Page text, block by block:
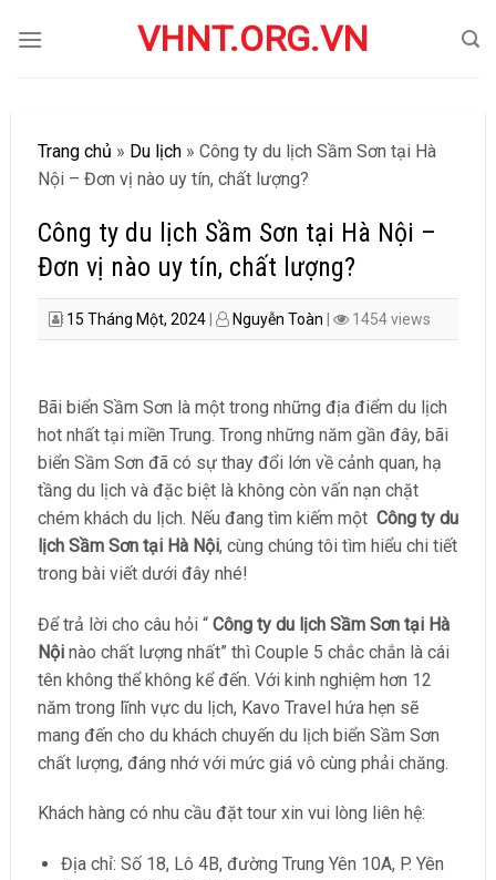
VHNT.ORG.VN
Trang chủ » Du lịch» Công ty du lịch Sầm Sơn tại Hà
Nội – Đơn vị nào uy tín, chất lượng?
Công ty du lịch Sầm Sơn tại Hà Nội –
Đơn vị nào uy tín, chất lượng?
15 Tháng Một, 2024| Nguyễn Toàn 1454 views
Bãi biển Sầm Sơn là một trong những địa điểm du lịch
hot nhất tại miền Trung. Trong những năm gần đây, bãi
biển Sầm Sơn đã có sự thay đổi lớn về cảnh quan, hạ
tầng du lịch và đặc biệt là không còn vấn nạn chặt
chém khách du lịch. Nếu đang tìm kiếm một Công ty du
lịch Sầm Sơn tại Hà Nội, cùng chúng tôi tìm hiểu chi tiết
trong bài viết dưới đây nhé!
Để trả lời cho câu hỏi “ Công ty du lịch Sầm Sơn tại Hà
Nộinào chất lượng nhất” thì Couple 5 chắc chắn là cái
tên không thể không kể đến. Với kinh nghiệm hơn 12
năm trong lĩnh vực du lịch, Kavo Travel hứa hẹn sẽ
mang đến cho du khách chuyến du lịch biển Sầm Sơn
chất lượng, đáng nhớ với mức giá vô cùng phải chăng.
Khách hàng có nhu cầu đặt tour xin vui lòng liên hệ:
Địa chỉ: Số 18, Lô 4B, đường Trung Yên 10A, P. Yên